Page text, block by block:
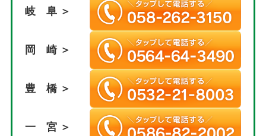
岐 阜 ＞
岡 崎 ＞
豊 橋 ＞
一 宮 ＞